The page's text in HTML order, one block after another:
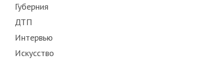
Губерния
ДТП
Интервью
Искусство